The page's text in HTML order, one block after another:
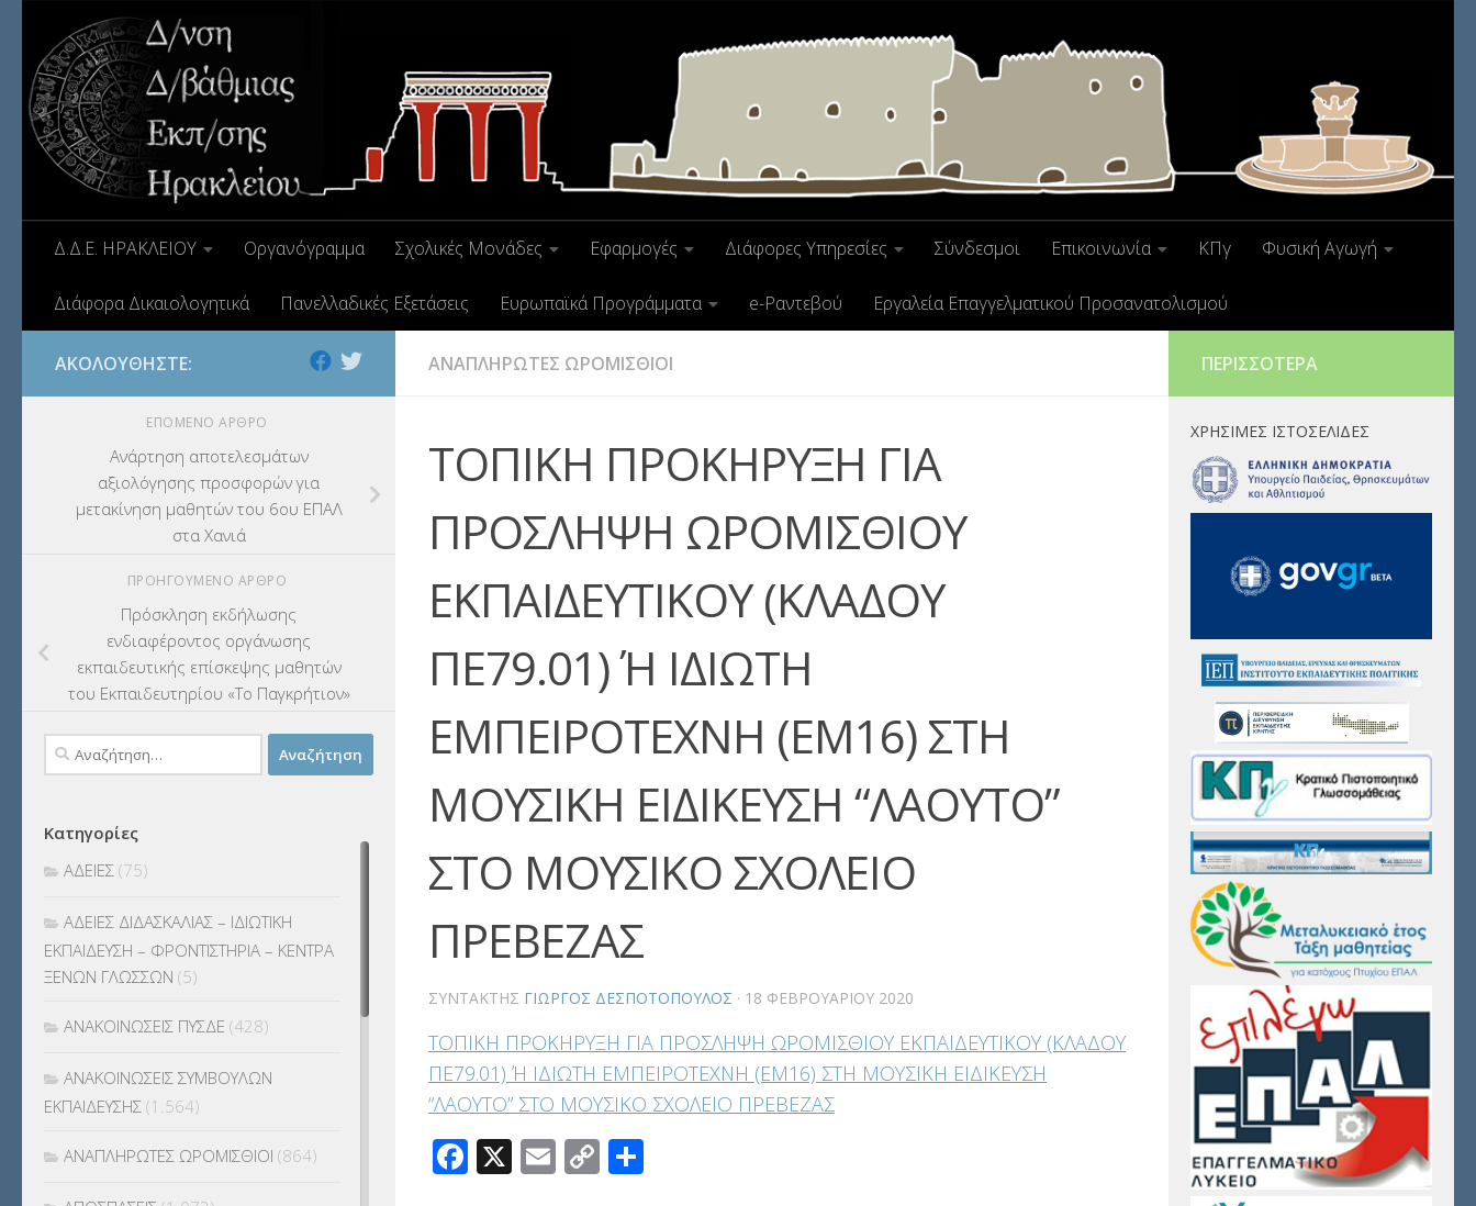
Δ.Δ.Ε. ΗΡΑΚΛΕΙΟΥ Οργανόγραμμα Σχολικές Μονάδες Εφαρμογές Διάφορες Υπηρεσίες Σύνδεσμοι Επικοινωνία ΚΠγ Φυσική Αγωγή
Διάφορα Δικαιολογητικά Πανελλαδικές Εξετάσεις Ευρωπαϊκά Προγράμματα e-Ραντεβού Εργαλεία Επαγγελματικού Προσανατολισμού
ΑΝΑΠΛΗΡΩΤΕΣ ΩΡΟΜΙΣΘΙΟΙ
ΤΟΠΙΚΗ ΠΡΟΚΗΡΥΞΗ ΓΙΑ
ΠΡΟΣΛΗΨΗ ΩΡΟΜΙΣΘΙΟΥ
ΕΚΠΑΙΔΕΥΤΙΚΟΥ (ΚΛΑΔΟΥ
ΠΕ79.01) Ή ΙΔΙΩΤΗ
ΕΜΠΕΙΡΟΤΕΧΝΗ (ΕΜ16) ΣΤΗ
ΜΟΥΣΙΚΗ ΕΙΔΙΚΕΥΣΗ “ΛΑΟΥΤΟ”
ΣΤΟ ΜΟΥΣΙΚΟ ΣΧΟΛΕΙΟ
ΠΡΕΒΕΖΑΣ
ΣΥΝΤΆΚΤΗΣ ΓΙΏΡΓΟΣ ΔΕΣΠΟΤΌΠΟΥΛΟΣ · 18 ΦΕΒΡΟΥΑΡΊΟΥ 2020
ΤΟΠΙΚΗ ΠΡΟΚΗΡΥΞΗ ΓΙΑ ΠΡΟΣΛΗΨΗ ΩΡΟΜΙΣΘΙΟΥ ΕΚΠΑΙΔΕΥΤΙΚΟΥ (ΚΛΑΔΟΥ
ΠΕ79.01) Ή ΙΔΙΩΤΗ ΕΜΠΕΙΡΟΤΕΧΝΗ (ΕΜ16) ΣΤΗ ΜΟΥΣΙΚΗ ΕΙΔΙΚΕΥΣΗ
“ΛΑΟΥΤΟ” ΣΤΟ ΜΟΥΣΙΚΟ ΣΧΟΛΕΙΟ ΠΡΕΒΕΖΑΣ
Facebook
X Email
Copy
ΑΚΟΛΟΥΘΉΣΤΕ:
ΕΠΌΜΕΝΟ ΆΡΘΡΟ
Ανάρτηση αποτελεσμάτων
αξιολόγησης προσφορών για
μετακίνηση μαθητών του 6ου ΕΠΑΛ
στα Χανιά
ΠΡΟΗΓΟΎΜΕΝΟ ΆΡΘΡΟ
Πρόσκληση εκδήλωσης
ενδιαφέροντος οργάνωσης
εκπαιδευτικής επίσκεψης μαθητών
του Εκπαιδευτηρίου «Το Παγκρήτιον»
Αναζήτηση
για:
Κατηγορίες
ΑΔΕΙΕΣ (75)
ΑΔΕΙΕΣ ΔΙΔΑΣΚΑΛΙΑΣ – ΙΔΙΩΤΙΚΗ
ΕΚΠΑΙΔΕΥΣΗ – ΦΡΟΝΤΙΣΤΗΡΙΑ – ΚΕΝΤΡΑ
ΞΕΝΩΝ ΓΛΩΣΣΩΝ (5)
ΑΝΑΚΟΙΝΩΣΕΙΣ ΠΥΣΔΕ (428)
ΑΝΑΚΟΙΝΩΣΕΙΣ ΣΥΜΒΟΥΛΩΝ
ΕΚΠΑΙΔΕΥΣΗΣ (1.564)
ΑΝΑΠΛΗΡΩΤΕΣ ΩΡΟΜΙΣΘΙΟΙ (864)
ΠΕΡΙΣΣΌΤΕΡΑ
ΧΡΉΣΙΜΕΣ ΙΣΤΟΣΕΛΊΔΕΣ